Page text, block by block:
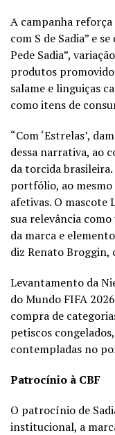
A campanha
com S de Sadia” e
Pede Sadia”,
produtos
salame e linguiças
como itens de
“Com ‘Estrelas’,
dessa narrativa, ao
da torcida
portfólio, ao
afetivas. O mascote
sua relevância
da marca e
diz Renato Broggin,
Levantamento da
do Mundo FIFA
compra de
petiscos
contempladas no
Patrocínio à CBF
O patrocínio de
institucional, a